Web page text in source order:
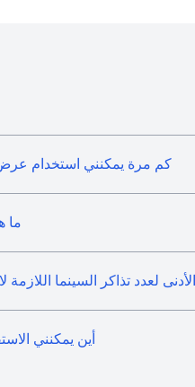
كم مرة يمكنني استخدام عرض
ما
لعدد تذاكر السينما
أين يمكنني